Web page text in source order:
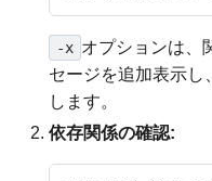
-x オプションは、
セージを追加表示し、
します。
依存関係の確認: